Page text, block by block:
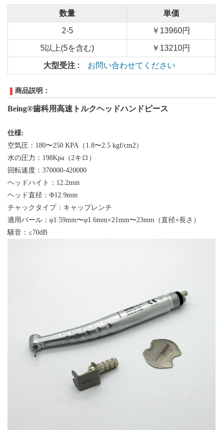
数量 単価
2-5 ￥13960円
5以上(5を含む) ￥13210円
大型受注 : お問い合わせてください
商品説明：
Being®歯科用高速 トルクヘッドハンドピース
仕様:
空気圧 ： 180〜250 KPA（1.8〜2.5 kgf/cm2）
水の圧力 ： 198Kpa（2キロ）
回転速度 ： 370000-420000
ヘッドハイト ： 12.2mm
ヘッド直径 ： Φ12.9mm
チャックタイプ ： キャップレンチ
適用バール ： φ1.59mm〜φ1.6mm×21mm〜23mm（直径×長さ）
騒音 ： ≤70dB